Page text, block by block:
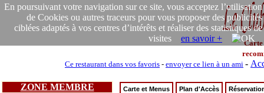
En poursuivant votre navigation sur ce site, vous acceptez l’utilisation
de Cookies ou autres traceurs pour vous proposer des publicités
ciblées adaptés à vos centres d’intérêts et réaliser des statistiques de
visites en savoir +
Carte
Ce restaurant dans vos favoris - envoyer ce lien à un ami -
ZONE MEMBRE Carte et Menus Plan d'Accès